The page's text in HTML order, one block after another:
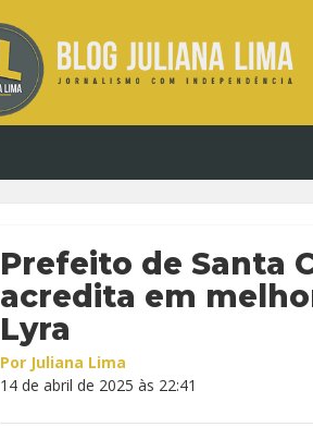
Prefeito de Santa
acredita em
Lyra
Por Juliana Lima
14 de abril de 2025 às 22:41